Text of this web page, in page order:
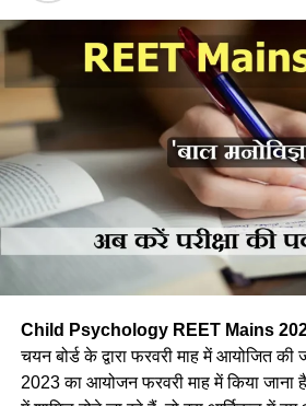
Child Psychology REET Mains
चयन बोर्ड के द्वारा फरवरी माह में आयोजित की
2023 का आयोजन फरवरी माह में किया जाना